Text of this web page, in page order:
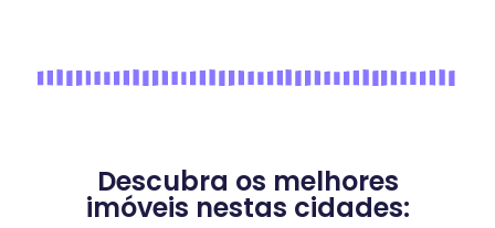
Descubra os melhores
imóveis nestas cidades: